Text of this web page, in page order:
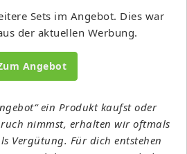
Sets im Angebot. Dies war
der aktuellen Werbung.
Angebot
ein Produkt kaufst oder
nimmst, erhalten wir oftmals
Vergütung. Für dich entstehen